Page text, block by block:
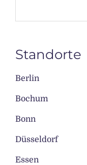
Standorte
Berlin
Bochum
Bonn
Düsseldorf
Essen